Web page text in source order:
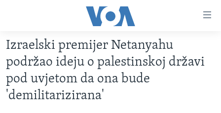
glavni
sadržaj
Pređi
na
glavnu
VIDEO
FOTOGRAFIJE DANA
Izraelski premijer Netanyahu
podržao ideju o palestinskoj državi
pod uvjetom da ona bude
'demilitarizirana'